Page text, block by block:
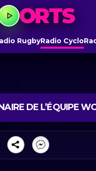
RugbyRadio Cyclo
DE L’ÉQUIPE